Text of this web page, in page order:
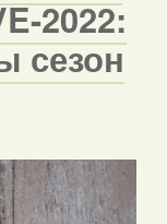
2022:
сезон